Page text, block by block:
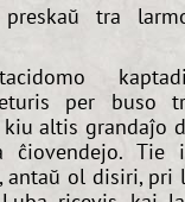
tra
per buso
altis grandaĵo
ĉiovendejo. Tie
antaŭ ol disiri, pri